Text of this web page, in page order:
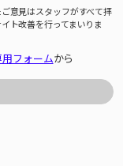
意見はスタッフがすべて拝
ト改善を行ってまいりま
フォームから